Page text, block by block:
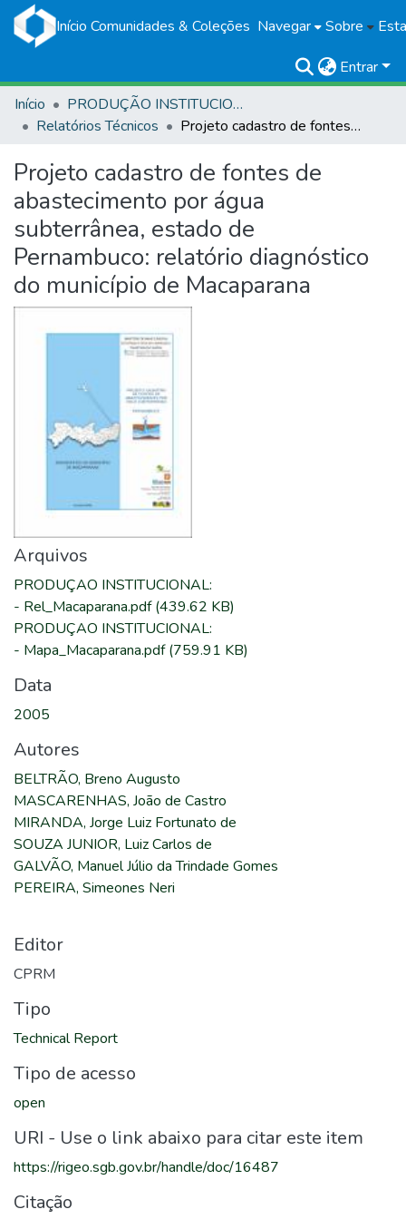
Início Comunidades & Coleções Navegar Sobre
Entrar
Início
PRODUÇÃO INSTITUCIONAL
Relatórios Técnicos
Projeto cadastro de fontes de abastecimento por água subterrânea, estado de Pernambuco: relatório diagnóstico do município de Macaparana
Projeto cadastro de fontes de
abastecimento por água
subterrânea, estado de
Pernambuco: relatório diagnóstico
do município de Macaparana
Arquivos
PRODUÇAO INSTITUCIONAL:
- Rel_Macaparana.pdf(439.62 KB)
PRODUÇAO INSTITUCIONAL:
- Mapa_Macaparana.pdf(759.91 KB)
Data
2005
Autores
BELTRÃO, Breno Augusto
MASCARENHAS, João de Castro
MIRANDA, Jorge Luiz Fortunato de
SOUZA JUNIOR, Luiz Carlos de
GALVÃO, Manuel Júlio da Trindade Gomes
PEREIRA, Simeones Neri
Editor
CPRM
Tipo
Technical Report
Tipo de acesso
open
URI - Use o link abaixo para citar este item
https://rigeo.sgb.gov.br/handle/doc/16487
Citação